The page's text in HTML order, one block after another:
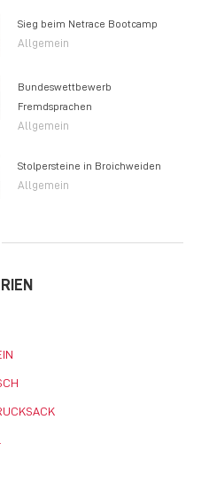
Sieg beim Netrace Bootcamp
Allgemein
Bundeswettbewerb
Fremdsprachen
Allgemein
Stolpersteine in Broichweiden
Allgemein